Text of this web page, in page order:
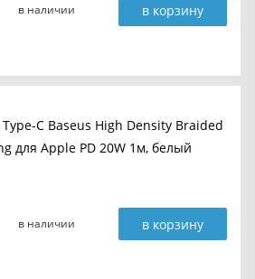
в наличии в корзину
C Baseus High Density Braided
для Apple PD 20W 1м, белый
в наличии в корзину